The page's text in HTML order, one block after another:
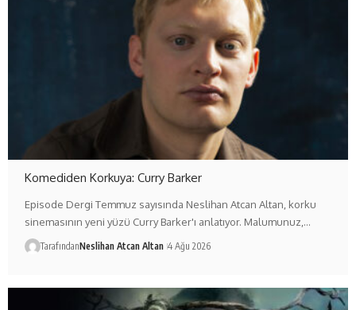
Komediden Korkuya: Curry Barker
Episode Dergi Temmuz sayısında Neslihan Atcan Altan, korku
sinemasının yeni yüzü Curry Barker'ı anlatıyor. Malumunuz,…
TarafındanNeslihan Atcan Altan 4 Ağu 2026